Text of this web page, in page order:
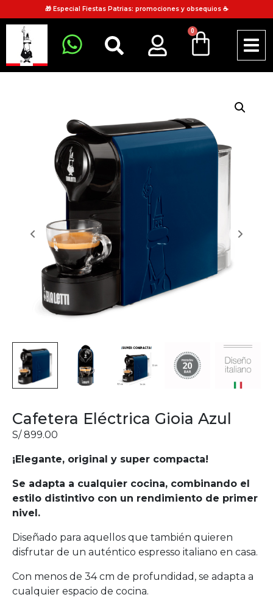
🎁 Especial Fiestas Patrias: promociones y obsequios ☕
0
Cafetera Eléctrica Gioia Azul
S/899.00
¡Elegante, original y super compacta!
Se adapta a cualquier cocina, combinando el
estilo distintivo con un rendimiento de primer
nivel.
Diseñado para aquellos que también quieren
disfrutar de un auténtico espresso italiano en casa.
Con menos de 34 cm de profundidad, se adapta a
cualquier espacio de cocina.